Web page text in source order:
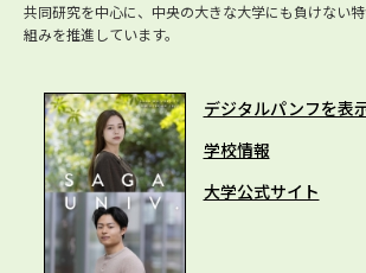
共同研究を中心に、中央の大きな大学にも負けない
組みを推進しています。
デジタルパンフを表
学校情報
大学公式サイト